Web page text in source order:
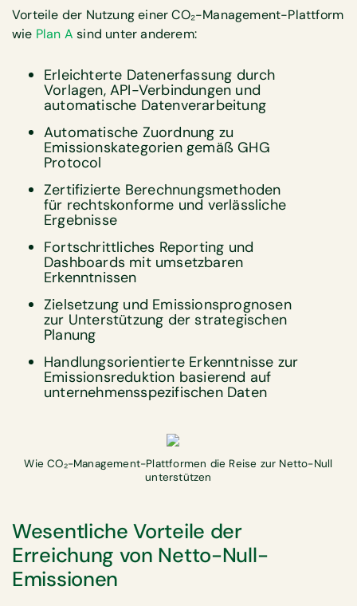
Vorteile der Nutzung einer CO₂-Management-Plattform
wie Plan A sind unter anderem:
Erleichterte Datenerfassung durch
Vorlagen, API-Verbindungen und
automatische Datenverarbeitung
Automatische Zuordnung zu
Emissionskategorien gemäß GHG
Protocol
Zertifizierte Berechnungsmethoden
für rechtskonforme und verlässliche
Ergebnisse
Fortschrittliches Reporting und
Dashboards mit umsetzbaren
Erkenntnissen
Zielsetzung und Emissionsprognosen
zur Unterstützung der strategischen
Planung
Handlungsorientierte Erkenntnisse zur
Emissionsreduktion basierend auf
unternehmensspezifischen Daten
Wie CO₂-Management-Plattformen die Reise zur Netto-Null
unterstützen
Wesentliche Vorteile der
Erreichung von Netto-Null-
Emissionen